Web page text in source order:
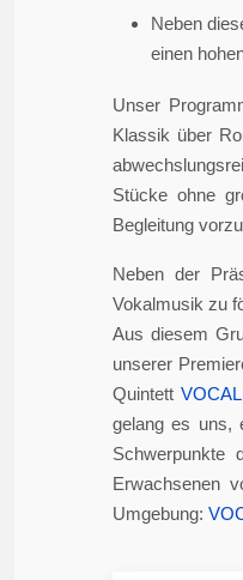
Neben
einen
Unser
Klassik über
Stücke ohne
Begleitung
Neben der
Vokalmusik zu
Aus diesem
unserer
Quintett
gelang es uns,
Schwerpunkte
Erwachsenen
Umgebung: